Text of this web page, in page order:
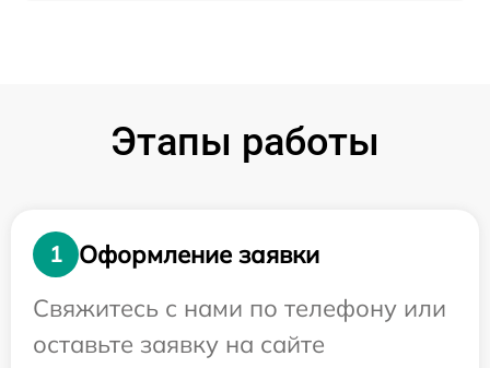
Этапы работы
1
Оформление заявки
Свяжитесь с нами по телефону или
оставьте заявку на сайте